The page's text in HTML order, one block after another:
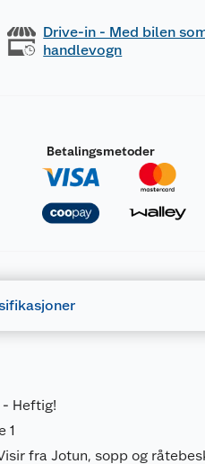
Drive-in - Med bilen
handlevogn
Betalingsmetoder
Heftig!
1
fra Jotun, sopp og